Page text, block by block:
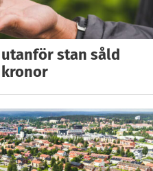
stan såld